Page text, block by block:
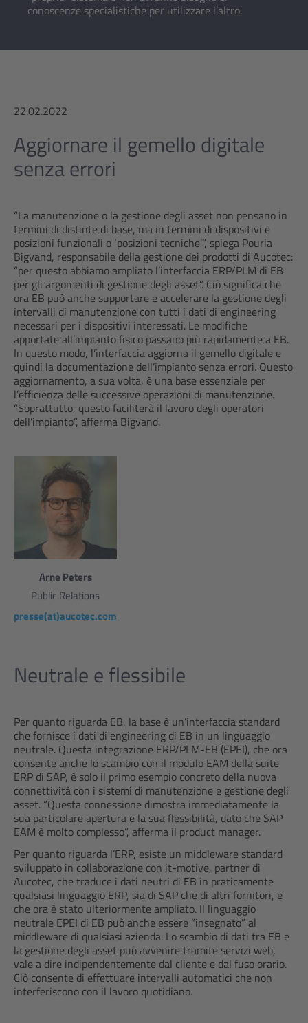
conoscenze specialistiche per utilizzare l’altro.
22.02.2022
Aggiornare il gemello digitale
senza errori
“La manutenzione o la gestione degli asset non pensano in
termini di distinte di base, ma in termini di dispositivi e
posizioni funzionali o ‘posizioni tecniche’”, spiega Pouria
Bigvand, responsabile della gestione dei prodotti di Aucotec:
“per questo abbiamo ampliato l’interfaccia ERP/PLM di EB
per gli argomenti di gestione degli asset”. Ciò significa che
ora EB può anche supportare e accelerare la gestione degli
intervalli di manutenzione con tutti i dati di engineering
necessari per i dispositivi interessati. Le modifiche
apportate all’impianto fisico passano più rapidamente a EB.
In questo modo, l’interfaccia aggiorna il gemello digitale e
quindi la documentazione dell’impianto senza errori. Questo
aggiornamento, a sua volta, è una base essenziale per
l’efficienza delle successive operazioni di manutenzione.
“Soprattutto, questo faciliterà il lavoro degli operatori
dell’impianto”, afferma Bigvand.
Arne Peters
Public Relations
presse(at)aucotec.com
Neutrale e flessibile
Per quanto riguarda EB, la base è un’interfaccia standard
che fornisce i dati di engineering di EB in un linguaggio
neutrale. Questa integrazione ERP/PLM-EB (EPEI), che ora
consente anche lo scambio con il modulo EAM della suite
ERP di SAP, è solo il primo esempio concreto della nuova
connettività con i sistemi di manutenzione e gestione degli
asset. “Questa connessione dimostra immediatamente la
sua particolare apertura e la sua flessibilità, dato che SAP
EAM è molto complesso”, afferma il product manager.
Per quanto riguarda l’ERP, esiste un middleware standard
sviluppato in collaborazione con it-motive, partner di
Aucotec, che traduce i dati neutri di EB in praticamente
qualsiasi linguaggio ERP, sia di SAP che di altri fornitori, e
che ora è stato ulteriormente ampliato. Il linguaggio
neutrale EPEI di EB può anche essere “insegnato” al
middleware di qualsiasi azienda. Lo scambio di dati tra EB e
la gestione degli asset può avvenire tramite servizi web,
vale a dire indipendentemente dal cliente e dal fuso orario.
Ciò consente di effettuare intervalli automatici che non
interferiscono con il lavoro quotidiano.